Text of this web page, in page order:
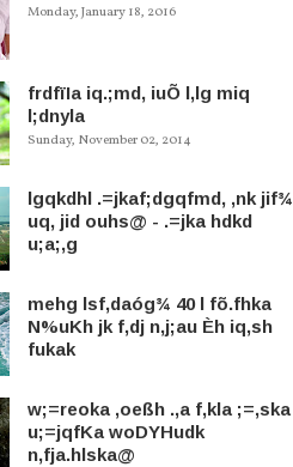
Monday, January 18, 2016
frdfïIa iq.;md, iuÕ l,lg miq
l;dnyla
Sunday, November 02, 2014
lgqkdhl .=jkaf;dgqfmd, ,nk jif¾
uq, jid ouhs@ - .=jka hdkd
u;a;,g
mehg lsf,daóg¾ 40 l fõ.fhka
N%uKh jk f,dj n,j;au Èh iq,sh
fukak
w;=reoka ,oeßh .,a f,kla ;=,ska
u;=jqfKa woDYHudk
n,fja.hlska@